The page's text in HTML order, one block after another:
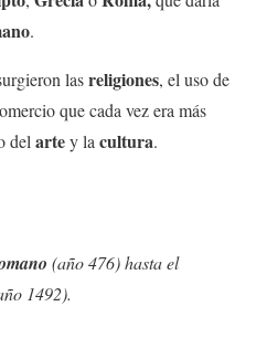
.
lasreligiones, el uso de
que cada vez era más
del artey la cultura.
(año 476) hasta el
1492).